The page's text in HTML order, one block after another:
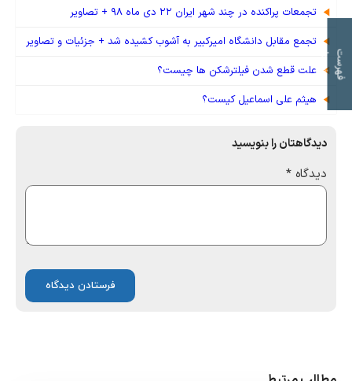
ف
ه
ر
س
ت
م
و
ض
و
ع
ات
تجمعات پراکنده در چند شهر ایران ۲۲ دی ماه ۹۸ + تصاویر
تجمع مقابل دانشگاه امیرکبیر به آشوب کشیده شد + جزئیات و تصاویر
علت قطع شدن فیلترشکن ها چیست؟
هیثم علی اسماعیل کیست؟
دیدگاهتان را بنویسید
دیدگاه *